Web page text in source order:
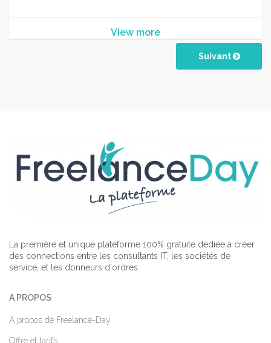
View more
Suivant
La première et unique plateforme 100% gratuite dédiée à créer
des connections entre les consultants IT, les sociétés de
service, et les donneurs d'ordres.
A PROPOS
A propos de Freelance-Day
Offre et tarifs